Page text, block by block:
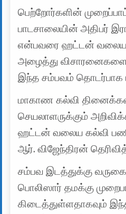
பெற்றோர்களின்
பாடசாலையின் அதிபர்
என்பவரை ஹட்டன்
அழைத்து
இந்த சம்பவம் தொடர்பாக
மாகாண கல்வி
செயலாளருக்கும்
ஹட்டன் வலைய கல்வி
ஆர். விஜேந்திரன்
சம்பவ இடத்துக்கு
பொலிஸார் தமக்கு
கிடைத்துள்ளதாகவும்